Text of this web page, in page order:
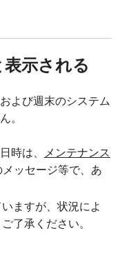
表示される
よび週末のシステム
。
時は、
メンテナンス
メッセージ等で、あ
ますが、状況によ
了承ください。